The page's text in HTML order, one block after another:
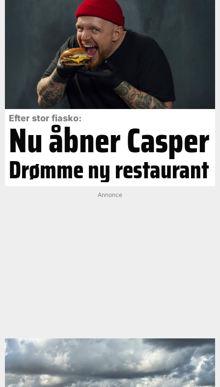
Efter stor fiasko:
Nu åbner Casper
Drømme ny restaurant
Annonce